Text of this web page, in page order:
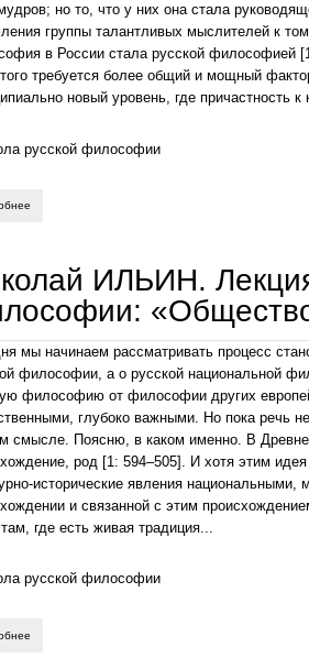
но то, что у них она стала
группы талантливых мыслителей к
в России стала русской философией
требуется более общий и мощный
новый уровень, где причастность
русской философии
ИЛЬИН.
мы начинаем рассматривать процесс
философии, а о русской национальной
философию от философии других
глубоко важными. Но пока речь
смысле. Поясню, в каком именно. В
род [1: 594–505]. И хотя этим
исторические явления
и связанной с этим
где есть живая традиция...
русской философии